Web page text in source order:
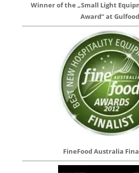
Winner of the „Small Light
Award“ at
FineFood Australia